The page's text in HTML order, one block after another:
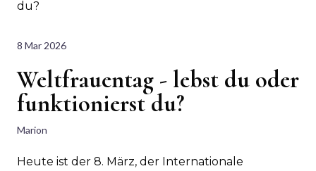
8 Mar 2026
Weltfrauentag - lebst du oder
funktionierst du?
Marion
Heute ist der 8. März, der Internationale